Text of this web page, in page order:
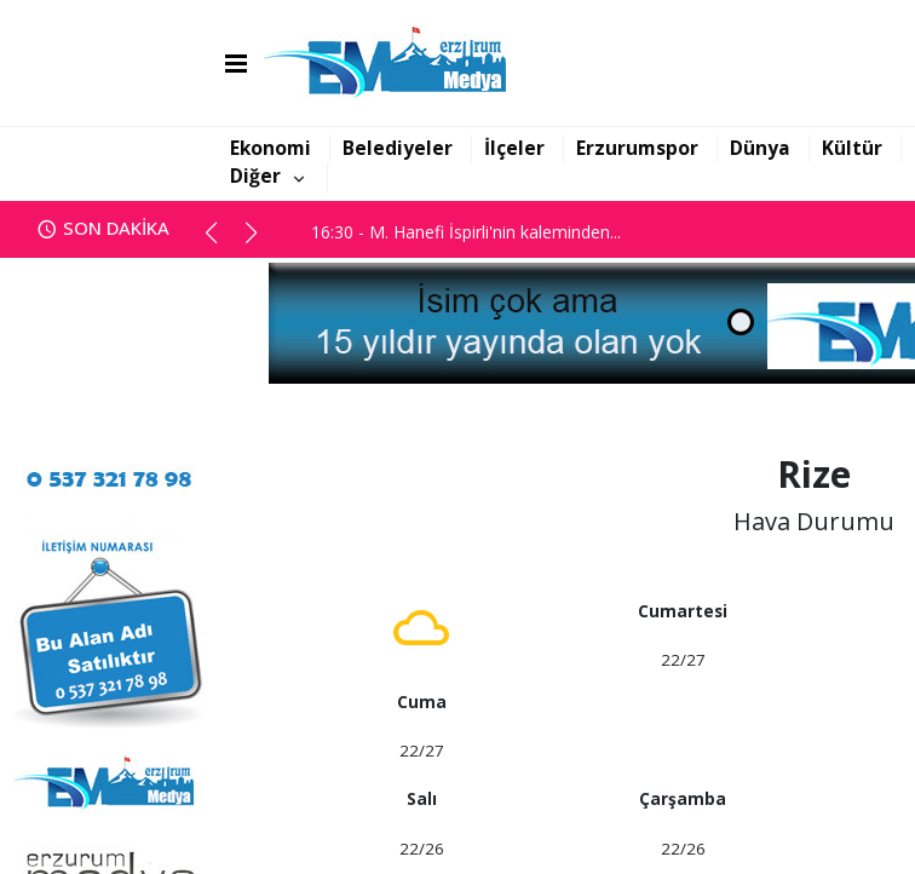
Ekonomi Belediyeler İlçeler Erzurumspor Dünya Kültür
Diğer
SON DAKİKA
16:06 - Görbil Özcan partisinden istifa etti
16:30 - M. Hanefi İspirli'nin kaleminden...
16:30 - M. Hanefi İspirli'nin kaleminden...
Rize
Hava Durumu
Cuma
22/27
Cumartesi
22/27
Salı
22/26
Çarşamba
22/26